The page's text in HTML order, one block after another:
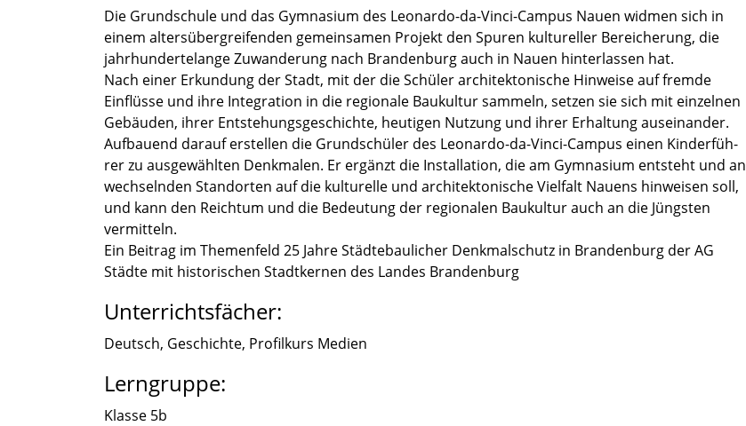
Die Grund­schule und das Gymna­sium des Leonardo-da-Vinci-Campus Nauen widmen sich in
einem alters­über­grei­fen­den gemein­sa­men Projekt den Spuren kultu­rel­ler Berei­che­rung, die
jahrhun­der­te­lange Zuwan­de­rung nach Branden­burg auch in Nauen hinter­las­sen hat.
Nach einer Erkun­dung der Stadt, mit der die Schüler archi­tek­to­ni­sche Hinweise auf fremde
Einflüsse und ihre Integra­tion in die regio­nale Baukul­tur sammeln, setzen sie sich mit einzel­nen
Gebäu­den, ihrer Entste­hungs­ge­schichte, heuti­gen Nutzung und ihrer Erhal­tung ausein­an­der.
Aufbau­end darauf erstel­len die Grund­schü­ler des Leonardo-da-Vinci-Campus einen Kinder­füh­
rer zu ausge­wähl­ten Denkma­len. Er ergänzt die Instal­la­tion, die am Gymna­sium entsteht und an
wechseln­den Stand­or­ten auf die kultu­relle und archi­tek­to­ni­sche Vielfalt Nauens hinwei­sen soll,
und kann den Reich­tum und die Bedeu­tung der regio­na­len Baukul­tur auch an die Jüngs­ten
vermit­teln.
Ein Beitrag im Themen­feld 25 Jahre Städte­bau­li­cher Denkmal­schutz in Branden­burg der AG
Städte mit histo­ri­schen Stadt­ker­nen des Landes Branden­burg
Unterrichtsfächer:
Deutsch, Geschichte, Profil­kurs Medien
Lerngruppe:
Klasse 5b